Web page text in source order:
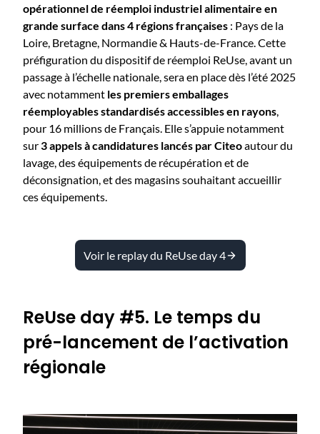
opérationnel de réemploi industriel alimentaire en
grande surface dans 4 régions françaises : Pays de la
Loire, Bretagne, Normandie & Hauts-de-France. Cette
préfiguration du dispositif de réemploi ReUse, avant un
passage à l’échelle nationale, sera en place dès l’été 2025
avec notamment les premiers emballages
réemployables standardisés accessibles en rayons,
pour 16 millions de Français. Elle s’appuie notamment
sur3 appels à candidatures lancés par Citeoautour du
lavage, des équipements de récupération et de
déconsignation, et des magasins souhaitant accueillir
ces équipements.
Voir le replay du ReUse day 4
ReUse day #5. Le temps du
pré-lancement de l’activation
régionale